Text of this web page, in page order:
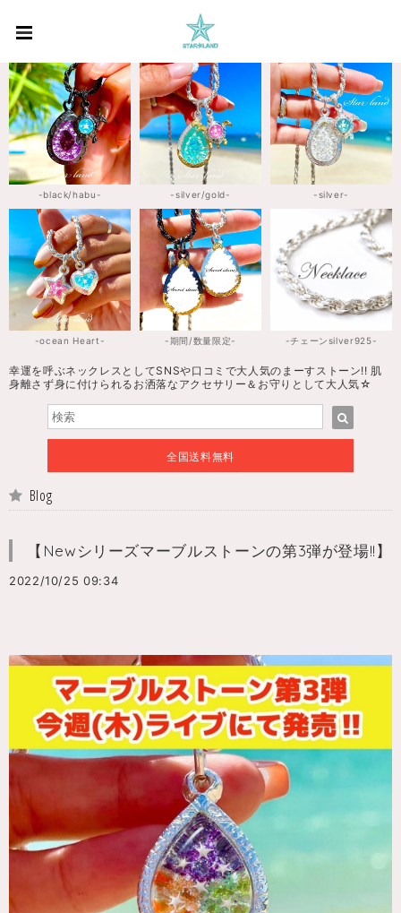
-black/habu- -silver/gold- -silver-
-ocean Heart- -期間/数量限定- -チェーンsilver925-
幸運を呼ぶネックレスとしてSNSや口コミで大人気のまーすストーン!! 肌
身離さず身に付けられるお洒落なアクセサリー＆お守りとして大人気☆
全国送料無料
Blog
【Newシリーズマーブルストーンの第3弾が登場!!】
2022/10/25 09:34